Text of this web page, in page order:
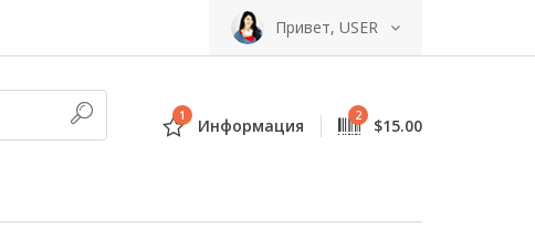
Привет, USER
1 Информация 2 $15.00